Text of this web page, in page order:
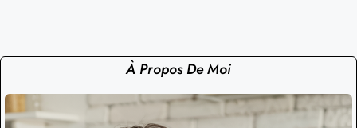
À Propos De Moi